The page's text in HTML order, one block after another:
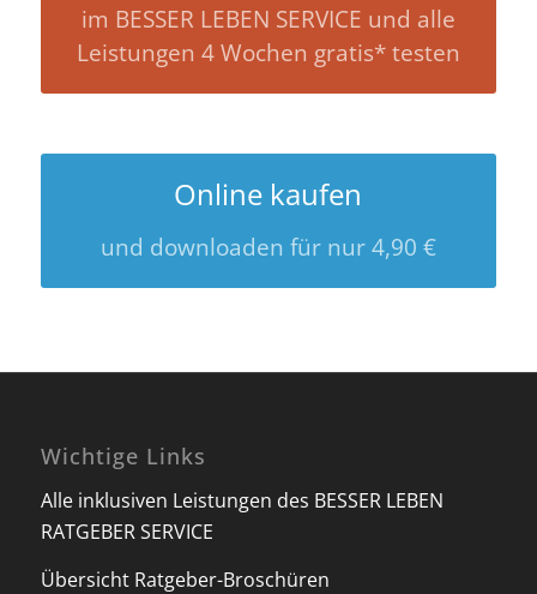
im BESSER LEBEN SERVICE und alle
Leistungen 4 Wochen gratis* testen
Online kaufen
und downloaden für nur 4,90 €
Wichtige Links
Alle inklusiven Leistungen des BESSER LEBEN
RATGEBER SERVICE
Übersicht Ratgeber-Broschüren